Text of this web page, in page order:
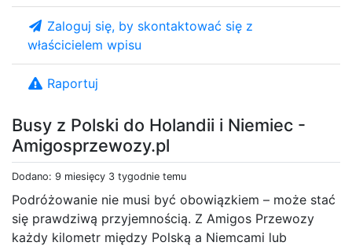
Busy z Polski do Holandii i Niemiec -
Amigosprzewozy.pl
Dodano: 9 miesięcy 3 tygodnie temu
Podróżowanie nie musi być obowiązkiem – może stać
się prawdziwą przyjemnością. Z Amigos Przewozy
każdy kilometr między Polską a Niemcami lub
Zaloguj się, by skontaktować się z
właścicielem wpisu
Raportuj